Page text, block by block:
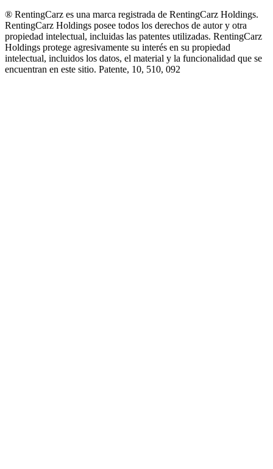
® RentingCarz es una marca registrada de RentingCarz Holdings.
RentingCarz Holdings posee todos los derechos de autor y otra
propiedad intelectual, incluidas las patentes utilizadas. RentingCarz
Holdings protege agresivamente su interés en su propiedad
intelectual, incluidos los datos, el material y la funcionalidad que se
encuentran en este sitio. Patente, 10, 510, 092